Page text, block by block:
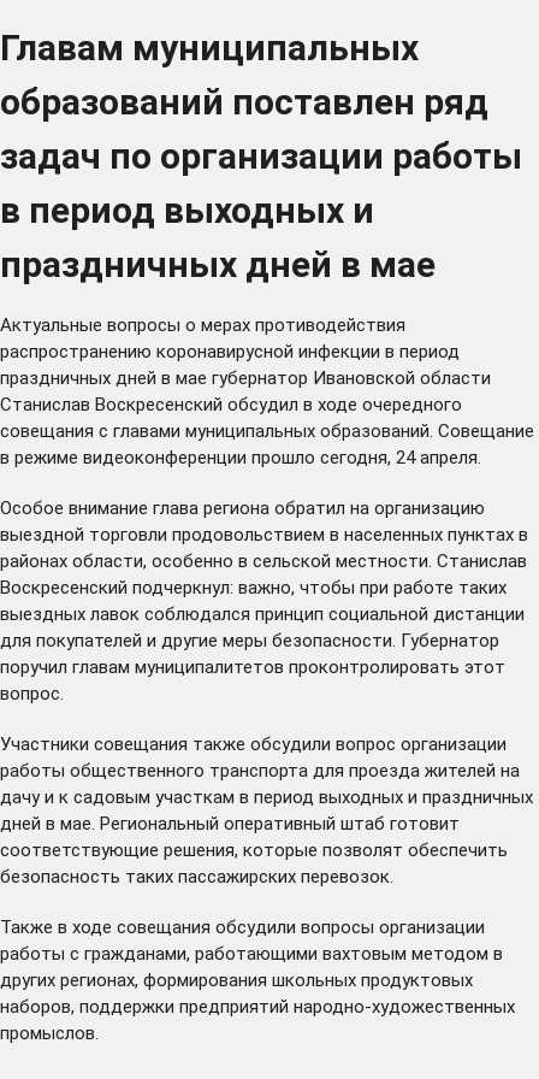
Главам муниципальных
образований поставлен ряд
задач по организации работы
в период выходных и
праздничных дней в мае
Актуальные вопросы о мерах противодействия
распространению коронавирусной инфекции в период
праздничных дней в мае губернатор Ивановской области
Станислав Воскресенский обсудил в ходе очередного
совещания с главами муниципальных образований. Совещание
в режиме видеоконференции прошло сегодня, 24 апреля.
Особое внимание глава региона обратил на организацию
выездной торговли продовольствием в населенных пунктах в
районах области, особенно в сельской местности. Станислав
Воскресенский подчеркнул: важно, чтобы при работе таких
выездных лавок соблюдался принцип социальной дистанции
для покупателей и другие меры безопасности. Губернатор
поручил главам муниципалитетов проконтролировать этот
вопрос.
Участники совещания также обсудили вопрос организации
работы общественного транспорта для проезда жителей на
дачу и к садовым участкам в период выходных и праздничных
дней в мае. Региональный оперативный штаб готовит
соответствующие решения, которые позволят обеспечить
безопасность таких пассажирских перевозок.
Также в ходе совещания обсудили вопросы организации
работы с гражданами, работающими вахтовым методом в
других регионах, формирования школьных продуктовых
наборов, поддержки предприятий народно-художественных
промыслов.